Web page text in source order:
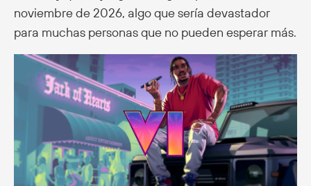
noviembre de 2026, algo que sería devastador
para muchas personas que no pueden esperar más.